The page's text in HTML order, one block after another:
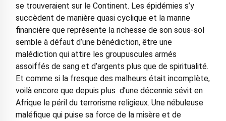
se trouveraient sur le Continent. Les épidémies s’y
succèdent de manière quasi cyclique et la manne
financière que représente la richesse de son sous-sol
semble à défaut d’une bénédiction, être une
malédiction qui attire les groupuscules armés
assoiffés de sang et d’argents plus que de spiritualité.
Et comme si la fresque des malheurs était incomplète,
voilà encore que depuis plus d’une décennie sévit en
Afrique le péril du terrorisme religieux. Une nébuleuse
maléfique qui puise sa force de la misère et de